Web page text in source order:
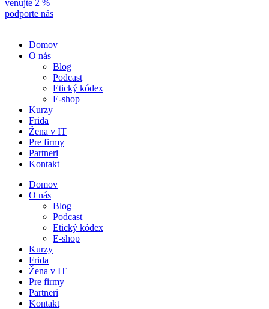
venujte 2 %
podporte nás
Domov
O nás
Blog
Podcast
Etický kódex
E-shop
Kurzy
Frida
Žena v IT
Pre firmy
Partneri
Kontakt
Domov
O nás
Blog
Podcast
Etický kódex
E-shop
Kurzy
Frida
Žena v IT
Pre firmy
Partneri
Kontakt